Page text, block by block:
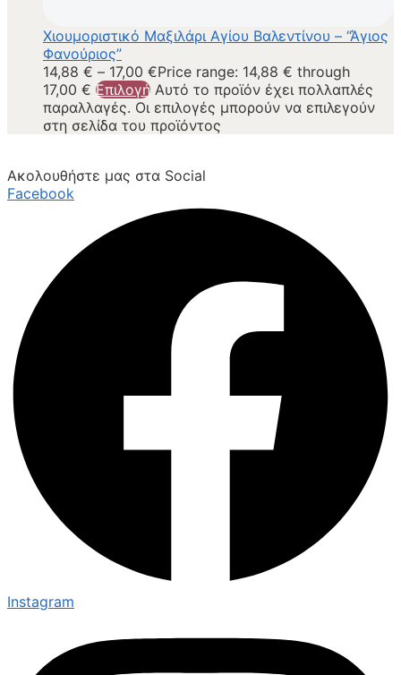
Χιουμοριστικό Μαξιλάρι Αγίου Βαλεντίνου – “Άγιος
Φανούριος”
14,88 € – 17,00 €Price range: 14,88 € through
17,00 € Επιλογή Αυτό το προϊόν έχει πολλαπλές
παραλλαγές. Οι επιλογές μπορούν να επιλεγούν
στη σελίδα του προϊόντος
Ακολουθήστε μας στα Social
Facebook
Instagram